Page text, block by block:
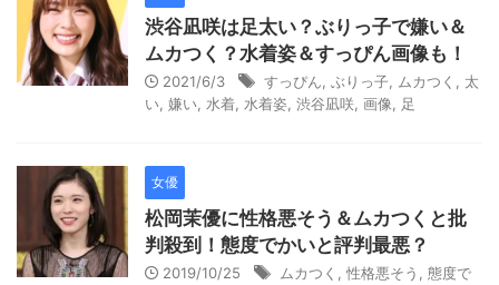
渋谷凪咲は足太い？ぶりっ子で嫌い＆
ムカつく？水着姿＆すっぴん画像も！
2021/6/3 すっぴん ぶりっ子 ムカつく
太
い 嫌い 水着 水着姿 渋谷凪咲 画像 足
女優
松岡茉優に性格悪そう＆ムカつくと批
判殺到！態度でかいと評判最悪？
2019/10/25 ムカつく 性格悪そう
態度で